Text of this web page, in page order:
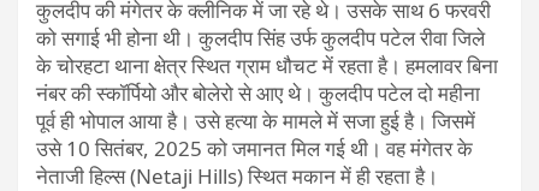
कुलदीप की मंगेतर के क्लीनिक में जा रहे थे। उसके साथ 6 फरवरी
को सगाई भी होना थी। कुलदीप सिंह उर्फ कुलदीप पटेल रीवा जिले
के चोरहटा थाना क्षेत्र स्थित ग्राम धौचट में रहता है। हमलावर बिना
नंबर की स्कॉर्पियो और बोलेरो से आए थे। कुलदीप पटेल दो महीना
पूर्व ही भोपाल आया है। उसे हत्या के मामले में सजा हुई है। जिसमें
उसे 10 सितंबर, 2025 को जमानत मिल गई थी। वह मंगेतर के
नेताजी हिल्स (Netaji Hills) स्थित मकान में ही रहता है।